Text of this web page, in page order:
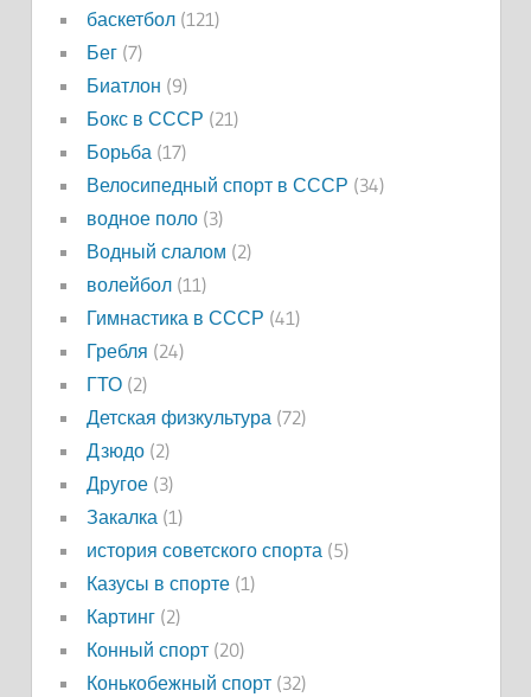
баскетбол(121)
Бег(7)
Биатлон (9)
Бокс в СССР (21)
Борьба(17)
Велосипедный спорт в СССР (34)
водное поло(3)
Водный слалом (2)
волейбол(11)
Гимнастика в СССР (41)
Гребля (24)
ГТО(2)
Детская физкультура(72)
Дзюдо(2)
Другое(3)
Закалка(1)
история советского спорта(5)
Казусы в спорте(1)
Картинг(2)
Конный спорт(20)
Конькобежный спорт(32)